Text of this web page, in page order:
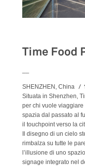
Time Food
SHENZHEN, China
Situata in Shenzhen,
per chi vuole viaggiare
spazia dal passato al
il touchpoint verso la
Il disegno di un cielo
rimbalza su tutte le
l’illusione di uno
signage integrato nel